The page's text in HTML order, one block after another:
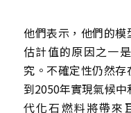
他們表示，他們的
估計值的原因之一
究。不確定性仍然存
到2050年實現氣候
代化石燃料將帶來